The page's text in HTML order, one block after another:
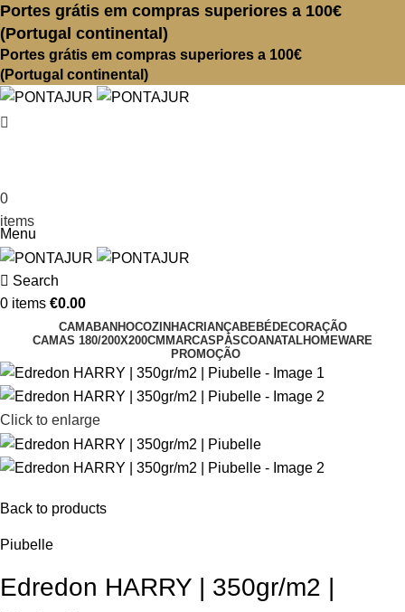
Portes grátis em compras superiores a 100€
(Portugal continental)
Portes grátis em compras superiores a 100€
(Portugal continental)
0
items
Menu
Search
0 items €0.00
CAMABANHOCOZINHACRIANÇABEBÉDECORAÇÃO
CAMAS 180/200X200CMMARCASPÁSCOANATALHOMEWARE
PROMOÇÃO
Click to enlarge
Back to products
Piubelle
Edredon HARRY | 350gr/m2 |